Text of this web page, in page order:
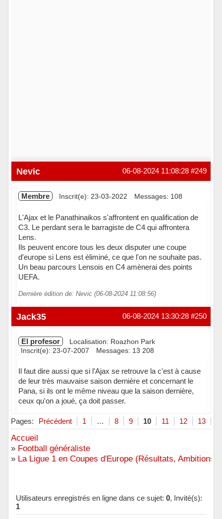
#249
06-08-2024 11:08:28
Nevic
Membre Inscrit(e): 23-03-2022 Messages: 108
L'Ajax et le Panathinaikos s'affrontent en qualification de
C3. Le perdant sera le barragiste de C4 qui affrontera
Lens.
Ils peuvent encore tous les deux disputer une coupe
d'europe si Lens est éliminé, ce que l'on ne souhaite pas.
Un beau parcours Lensois en C4 amènerai des points
UEFA.
Dernière édition de: Nevic (06-08-2024 11:08:56)
Hors ligne #250
06-08-2024 13:30:28
Jack35
El profesor
Localisation: Roazhon Park
Inscrit(e): 23-07-2007
Messages: 13 208
Il faut dire aussi que si l'Ajax se retrouve la c'est à cause
de leur très mauvaise saison dernière et concernant le
Pana, si ils ont le même niveau que la saison dernière,
ceux qu'on a joué, ça doit passer.
Hors ligne
Pages: Précédent 1 … 8 9 10 11 12 13
Accueil
» Football généraliste
» La Ligue 1 en Coupes d'Europe (Résultats, Ambitions,
Utilisateurs enregistrés en ligne dans ce sujet: 0, Invité(s):
1